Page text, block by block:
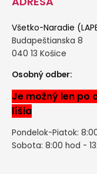
Všetko-Naradie
Budapeštianska 8
040 13 Košice
Osobný odber:
Je možný len po
líšia
Pondelok-Piatok:
Sobota: 8:00 hod -